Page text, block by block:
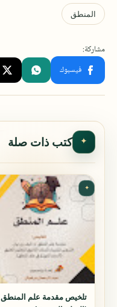
✦ كتب ذات صلة
✦
تلخيص مقدمة علم المنطق